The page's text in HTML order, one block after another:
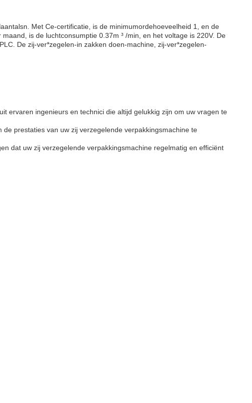
Met Ce-certificatie, is de minimumordehoeveelheid 1, en de
is de luchtconsumptie 0.37m ³ /min, en het voltage is 220V. De
De zij-ver*zegelen-in zakken doen-machine, zij-ver*zegelen-
ervaren ingenieurs en technici die altijd gelukkig zijn om uw vragen te
prestaties van uw zij verzegelende verpakkingsmachine te
dat uw zij verzegelende verpakkingsmachine regelmatig en efficiënt